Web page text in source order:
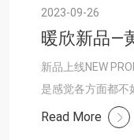
2023-09-26
暖欣新品—
新品上线NEW
是感觉各方面都不
够，专注力、力量
吧，不能只消耗不
Read More